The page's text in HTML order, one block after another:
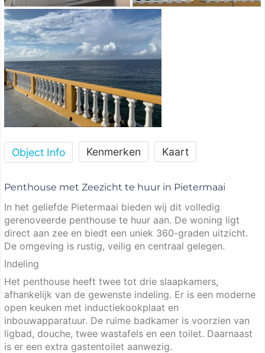
Object Info Kenmerken Kaart
Penthouse met Zeezicht te huur in Pietermaai
In het geliefde Pietermaai bieden wij dit volledig
gerenoveerde penthouse te huur aan. De woning ligt
direct aan zee en biedt een uniek 360-graden uitzicht.
De omgeving is rustig, veilig en centraal gelegen.
Indeling
Het penthouse heeft twee tot drie slaapkamers,
afhankelijk van de gewenste indeling. Er is een moderne
open keuken met inductiekookplaat en
inbouwapparatuur. De ruime badkamer is voorzien van
ligbad, douche, twee wastafels en een toilet. Daarnaast
is er een extra gastentoilet aanwezig.